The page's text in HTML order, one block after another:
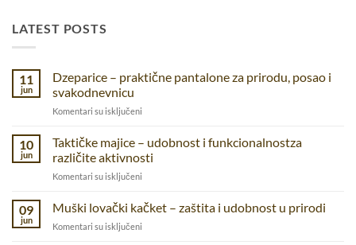
LATEST POSTS
11
jun
Dzeparice – praktične pantalone za prirodu, posao i
svakodnevnicu
Komentari su isključeni
pantalone
posao
10
jun
Taktičke majice – udobnost i funkcionalnostza
različite aktivnosti
Komentari su isključeni
majice
09
jun
Muški lovački kačket – zaštita i udobnost u prirodi
Komentari su isključeni